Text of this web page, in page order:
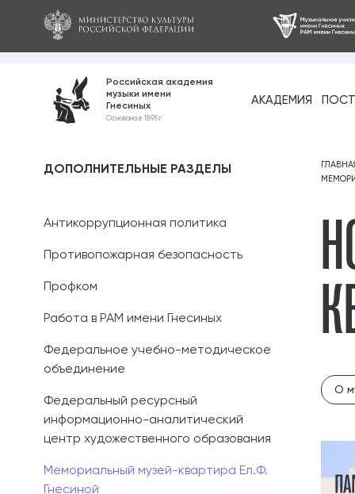
Российская академия
музыки имени
Гнесиных
Основана в 1895 г.
АКАДЕМИЯ
Бакалавриат
Магистратура
Аспирантура
ДОПОЛНИТЕЛЬНЫЕ РАЗДЕЛЫ
Антикоррупционная политика
Противопожарная безопасность
Профком
Работа в РАМ имени Гнесиных
Федеральное учебно-методическое
объединение
Федеральный ресурсный
информационно-аналитический
центр художественного образования
Мемориальный музей-квартира Ел.Ф.
Гнесиной
О